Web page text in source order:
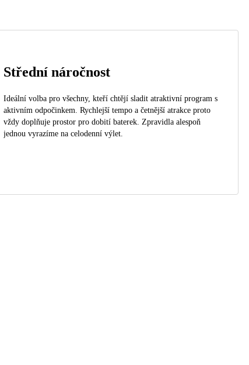
Střední náročnost
Ideální volba pro všechny, kteří chtějí sladit atraktivní program s
aktivním odpočinkem. Rychlejší tempo a četnější atrakce proto
vždy doplňuje prostor pro dobití baterek. Zpravidla alespoň
jednou vyrazíme na celodenní výlet.